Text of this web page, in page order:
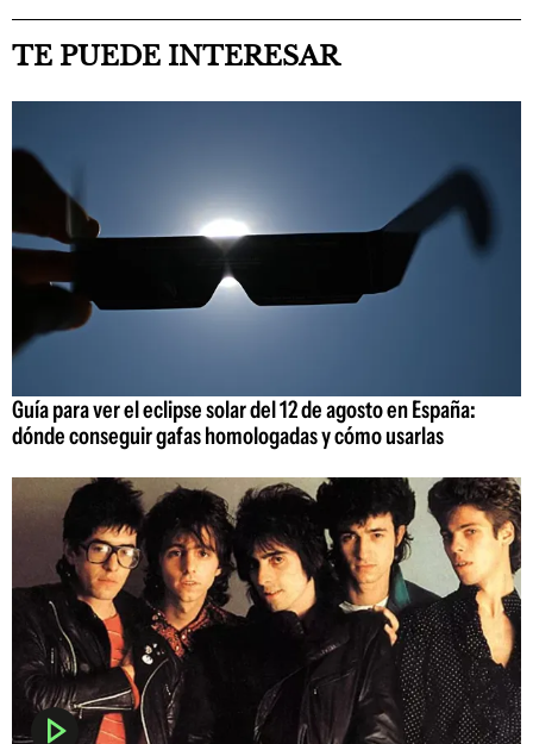
TE PUEDE INTERESAR
Guía para ver el eclipse solar del 12 de agosto en España:
dónde conseguir gafas homologadas y cómo usarlas